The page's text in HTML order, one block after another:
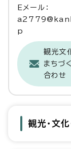
Eメール：
p
観光文
まちづ
合わせ
観光・文化